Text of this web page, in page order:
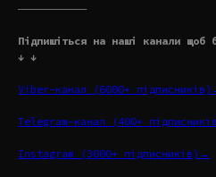
———————————
Підпишіться на наші канали щоб
↓ ↓
Viber-канал (6000+
Telegram-канал (400+
Instagram (3000+ підписників)→